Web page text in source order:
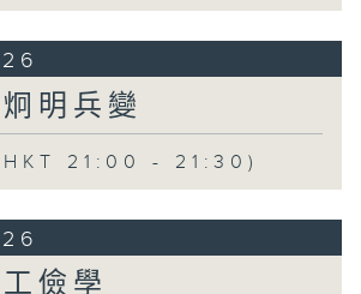
明兵變
21:00 - 21:30)
儉學